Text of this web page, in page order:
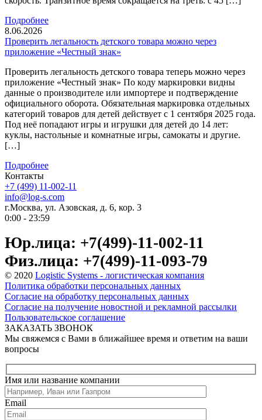
Подробнее
8.06.2026
Проверить легальность детского товара можно через
приложение «Честный знак»
Проверить легальность детского товара теперь можно через
приложение «Честный знак» По коду маркировки видны
данные о производителе или импортере и подтверждение
официального оборота. Обязательная маркировка отдельных
категорий товаров для детей действует с 1 сентября 2025 года.
Под неё попадают игры и игрушки для детей до 14 лет:
куклы, настольные и комнатные игры, самокаты и другие.
[…]
Подробнее
Контакты
+7 (499) 11-002-11
info@log-s.com
г.Москва, ул. Азовская, д. 6, кор. 3
0:00 - 23:59
Юр.лица: +7(499)-11-002-11
Физ.лица: +7(499)-11-093-79
© 2020 Logistic Systems - логистическая компания
Политика обработки персональных данных
Согласие на обработку персональных данных
Согласие на получение новостной и рекламной рассылки
Пользовательское соглашение
ЗАКАЗАТЬ ЗВОНОК
Мы свяжемся с Вами в ближайшее время и ответим на ваши
вопросы
Имя или название компании
Email